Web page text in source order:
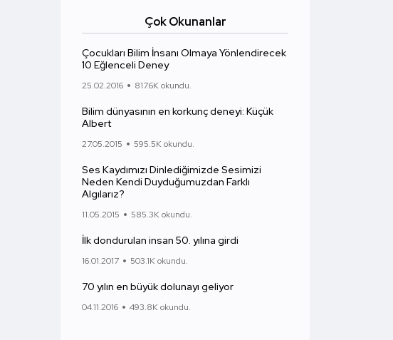
Çok Okunanlar
Çocukları Bilim İnsanı Olmaya Yönlendirecek
10 Eğlenceli Deney
25.02.2016 817.6K okundu.
Bilim dünyasının en korkunç deneyi: Küçük
Albert
27.05.2015 595.5K okundu.
Ses Kaydımızı Dinlediğimizde Sesimizi
Neden Kendi Duyduğumuzdan Farklı
Algılarız?
11.05.2015 585.3K okundu.
İlk dondurulan insan 50. yılına girdi
16.01.2017 503.1K okundu.
70 yılın en büyük dolunayı geliyor
04.11.2016 493.8K okundu.